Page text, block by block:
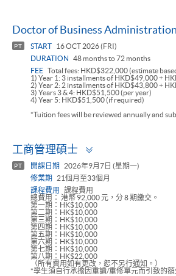
Doctor of Business Administration
PT START
16 OCT 2026 (FRI)
DURATION
48 months to 72 months
FEE Total fees: HKD$322,000 (estimate
1) Year 1: 3 installments of HKD$49,000 +
2) Year 2: 2 installments of HKD$43,800 +
3) Years 3 & 4: HKD$51,500 (per year)
4) Year 5: HKD$51,500 (if required)
*Tuition fees will be reviewed annually and
工商管理碩士
PT 開課日期
2026年9月7日 (星期一)
修業期
21個月至33個月
課程費用
課程費用
總費用： 港幣 92,000 元，分 8 期繳交。
第一期：HK$10,000
第二期：HK$10,000
第三期：HK$10,000
第四期：HK$10,000
第五期：HK$10,000
第六期：HK$10,000
第七期：HK$10,000
第八期：HK$22,000
（所有費用如有更改，恕不另行通知。）
*學生須自行承擔因重讀/重修單元而引致的額